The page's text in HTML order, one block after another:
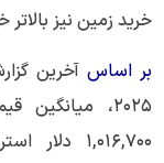
خرید زمین نیز بالاتر
بر اساس
۲۰۲۵،
۱,۰۱۶,۷۰۰